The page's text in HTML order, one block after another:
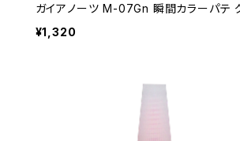
ガイアノーツ M-07Gn 瞬間カラーパテ
¥1,320